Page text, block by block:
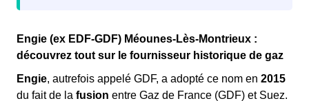
Engie (ex EDF-GDF) Méounes-Lès-Montrieux :
découvrez tout sur le fournisseur historique de gaz
Engie, autrefois appelé GDF, a adopté ce nom en 2015
du fait de la fusion entre Gaz de France (GDF) et Suez.